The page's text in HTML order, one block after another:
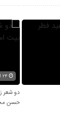
دو شعر
حسن